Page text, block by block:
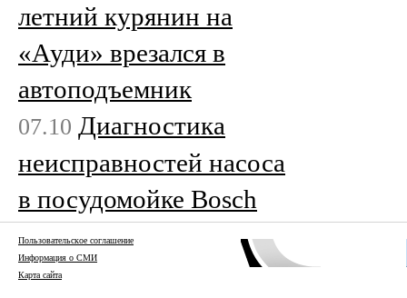
летний курянин на
«Ауди» врезался в
автоподъемник
07.10 Диагностика
неисправностей насоса
в посудомойке Bosch
Пользовательское соглашение
Информация о СМИ
Карта сайта